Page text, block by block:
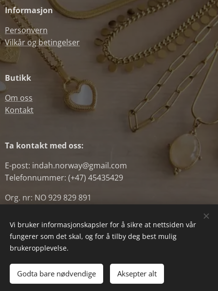
Ikke på lager
Informasjon
Personvern
Vilkår og betingelser
Butikk
Om oss
Kontakt
Ta kontakt med oss:
E-post: indah.norway@gmail.com
Telefonnummer: (+47) 45435429
Org. nr: NO 929 829 891
Powered byWebnode Informasjonskapsler
Vi bruker informasjonskapsler for å sikre at nettsiden vår
fungerer som det skal, og for å tilby deg best mulig
brukeropplevelse.
Godta bare nødvendige Aksepter alt